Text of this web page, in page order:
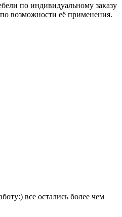
по индивидуальному заказу
возможности её применения.
все остались более чем